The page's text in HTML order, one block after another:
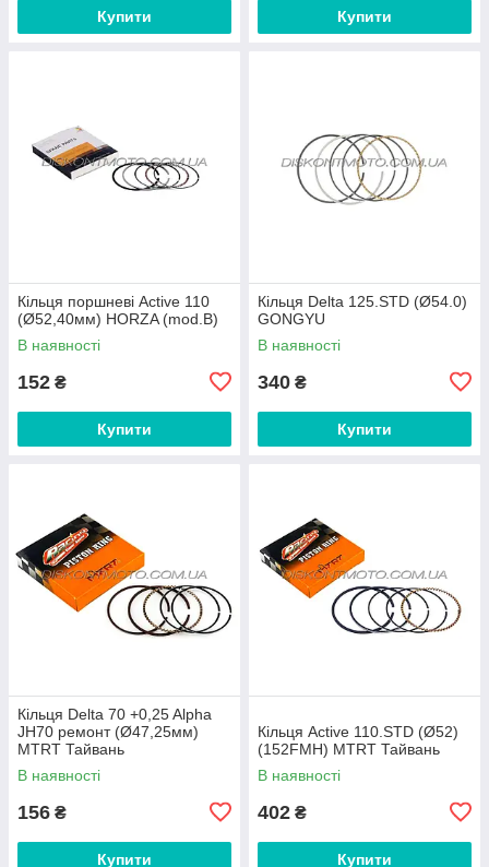
Купити Купити
Кільця поршневі Active 110
(Ø52,40мм) HORZA (mod.B)
В наявності
152 ₴
Купити
Кільця Delta 125.STD (Ø54.0)
GONGYU
В наявності
340 ₴
Купити
Кільця Delta 70 +0,25 Alpha
JH70 ремонт (Ø47,25мм)
MTRT Тайвань
В наявності
156 ₴
Купити
Кільця Active 110.STD (Ø52)
(152FMH) MTRT Тайвань
В наявності
402 ₴
Купити